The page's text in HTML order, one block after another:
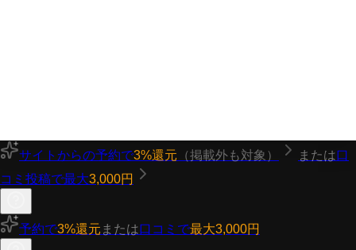
サイトからの予約で3%還元 （掲載外も対象） または口
コミ投稿で最大3,000円
予約で3%還元 または口コミで最大3,000円